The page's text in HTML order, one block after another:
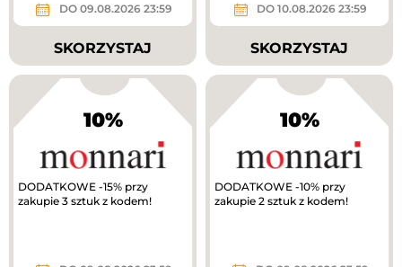
DO 09.08.2026 23:59
SKORZYSTAJ
DO 10.08.2026 23:59
SKORZYSTAJ
10%
DODATKOWE -15% przy
zakupie 3 sztuk z kodem!
10%
DODATKOWE -10% przy
zakupie 2 sztuk z kodem!